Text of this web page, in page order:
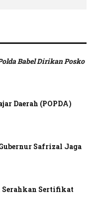
Babel Dirikan Posko
Daerah (POPDA)
Safrizal Jaga
Serahkan Sertifikat